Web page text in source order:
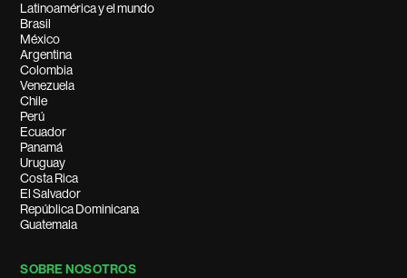
Latinoamérica y el mundo
Brasil
México
Argentina
Colombia
Venezuela
Chile
Perú
Ecuador
Panamá
Uruguay
Costa Rica
El Salvador
República Dominicana
Guatemala
SOBRE NOSOTROS